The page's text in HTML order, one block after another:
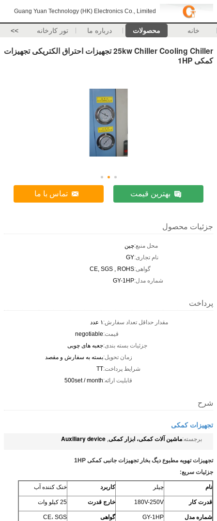
Guang Yuan Technology (HK) Electronics Co., Limited
خانه محصولات درباره ما تور کارخانه >>
25kw Chiller Cooling Chiller تجهیزات احتراق الکتریکی تجهیزات
کمکی 1HP
بهترین قیمت تماس با ما
جزئیات محصول
محل منبع:چین
نام تجاری:GY
گواهی:CE, SGS , ROHS
شماره مدل:GY-1HP
پرداخت
مقدار حداقل تعداد سفارش:۱ عدد
قیمت:negotiable
جزئیات بسته بندی:جعبه های چوبی
زمان تحویل:بسته به سفارش و مقصد
شرایط پرداخت:TT
قابلیت ارائه:500set / month
شرح
تجهیزات کمکی
برجسته:ماشین آلات کمکی، ابزار کمکی,
Auxiliary device
تجهیزات تهویه مطبوع دیگ بخار تجهیزات جانبی کمکی 1HP
جزئیات سریع:
نام چیلر کاربرد خنک کننده آب
قدرت کار 180V-250V خارج قدرت 25 کیلو وات
شماره مدل GY-1HP گواهی CE، SGS